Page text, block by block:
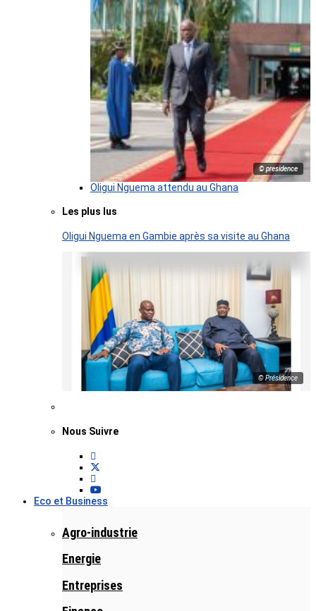
© presidence
Oligui Nguema attendu au Ghana
Les plus lus
Oligui Nguema en Gambie après sa visite au Ghana
© Présidence
Nous Suivre
Eco et Business
Agro-industrie
Energie
Entreprises